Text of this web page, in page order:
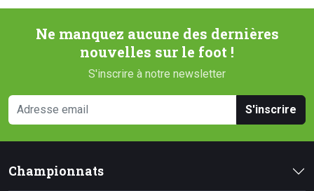
Ne manquez aucune des dernières
nouvelles sur le foot !
S'inscrire à notre newsletter
S'inscrire
Championnats